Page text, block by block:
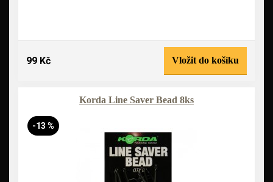
99 Kč Vložit do košíku
Korda Line Saver Bead 8ks
-13 %